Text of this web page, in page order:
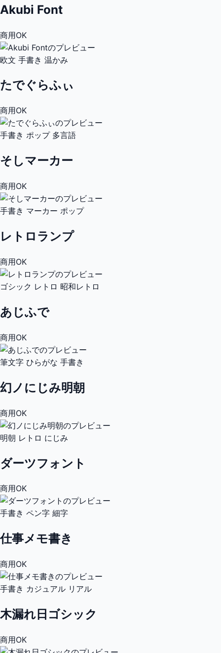
Akubi Font
商用OK
欧文 手書き 温かみ
たでぐらふぃ
商用OK
手書き ポップ 多言語
そしマーカー
商用OK
手書き マーカー ポップ
レトロランプ
商用OK
ゴシック レトロ 昭和レトロ
あじふで
商用OK
筆文字 ひらがな 手書き
幻ノにじみ明朝
商用OK
明朝 レトロ にじみ
ダーツフォント
商用OK
手書き ペン字 細字
仕事メモ書き
商用OK
手書き カジュアル リアル
木漏れ日ゴシック
商用OK